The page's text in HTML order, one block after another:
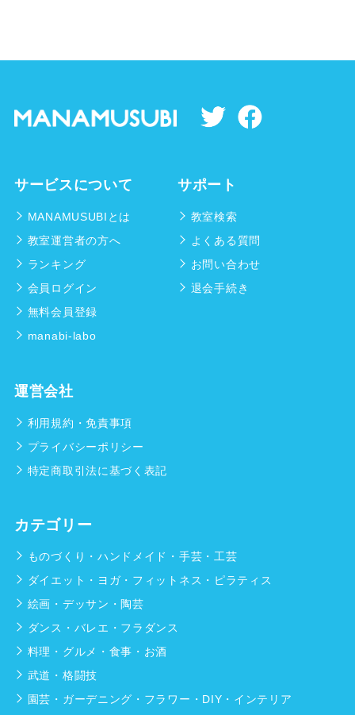
サービスについて
MANAMUSUBIとは
教室運営者の方へ
ランキング
会員ログイン
無料会員登録
manabi-labo
サポート
教室検索
よくある質問
お問い合わせ
退会手続き
運営会社
利用規約・免責事項
プライバシーポリシー
特定商取引法に基づく表記
カテゴリー
ものづくり・ハンドメイド・手芸・工芸
ダイエット・ヨガ・フィットネス・ピラティス
絵画・デッサン・陶芸
ダンス・バレエ・フラダンス
料理・グルメ・食事・お酒
武道・格闘技
園芸・ガーデニング・フラワー・DIY・インテリア